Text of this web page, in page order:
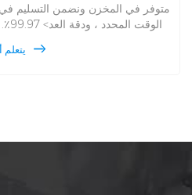
الشمالية وأوروبا ، حيث يمكن يتعلم